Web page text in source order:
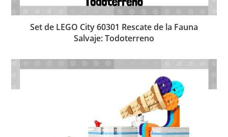
Set de LEGO City 60301 Rescate de la Fauna
Salvaje: Todoterreno